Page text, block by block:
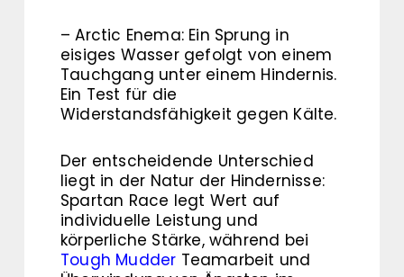
– Arctic Enema: Ein Sprung in
eisiges Wasser gefolgt von einem
Tauchgang unter einem Hindernis.
Ein Test für die
Widerstandsfähigkeit gegen Kälte.
Der entscheidende Unterschied
liegt in der Natur der Hindernisse:
Spartan Race legt Wert auf
individuelle Leistung und
körperliche Stärke, während bei
Tough Mudder Teamarbeit und